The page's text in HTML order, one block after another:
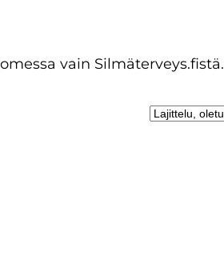
vain Silmäterveys.fistä.